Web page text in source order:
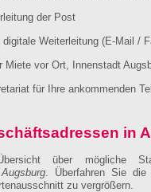
der Post
Weiterleitung (E-Mail /
Miete vor Ort, Innenstadt
für Ihre ankommenden
in
über mögliche
. Überfahren Sie
zu vergrößern.